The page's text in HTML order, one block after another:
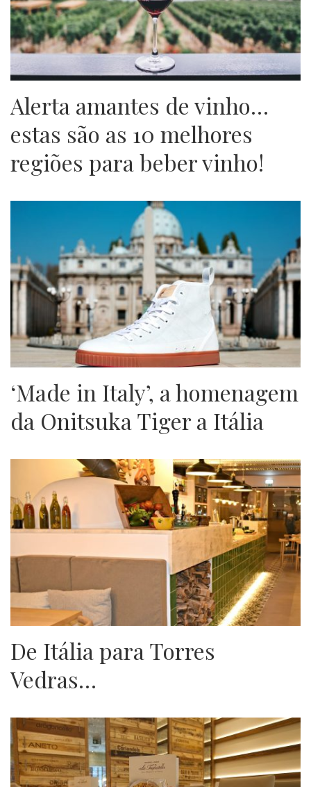
Alerta amantes de vinho…
estas são as 10 melhores
regiões para beber vinho!
‘Made in Italy’, a homenagem
da Onitsuka Tiger a Itália
De Itália para Torres
Vedras…